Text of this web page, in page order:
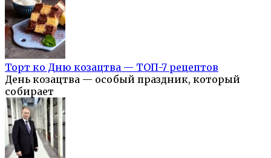
Торт ко Дню козацтва — ТОП-7 рецептов
День козацтва — особый праздник, который
собирает